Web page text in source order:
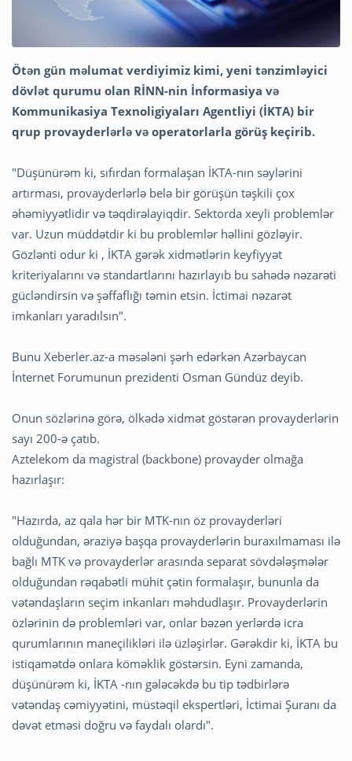
Ötən gün məlumat verdiyimiz kimi, yeni tənzimləyici
dövlət qurumu olan RİNN-nin İnformasiya və
Kommunikasiya Texnoligiyaları Agentliyi (İKTA) bir
qrup provayderlərlə və operatorlarla görüş keçirib.
"Düşünürəm ki, sıfırdan formalaşan İKTA-nın səylərini
artırması, provayderlərlə belə bir görüşün təşkili çox
əhəmiyyətlidir və təqdirəlayiqdir. Sektorda xeyli problemlər
var. Uzun müddətdir ki bu problemlər həllini gözləyir.
Gözlənti odur ki , İKTA gərək xidmətlərin keyfiyyət
kriteriyalarını və standartlarını hazırlayıb bu sahədə nəzarəti
gücləndirsin və şəffaflığı təmin etsin. İctimai nəzarət
imkanları yaradılsın".
Bunu Xeberler.az-a məsələni şərh edərkən Azərbaycan
İnternet Forumunun prezidenti Osman Gündüz deyib.
Onun sözlərinə görə, ölkədə xidmət göstərən provayderlərin
sayı 200-ə çatıb.
Aztelekom da magistral (backbone) provayder olmağa
hazırlaşır:
"Hazırda, az qala hər bir MTK-nın öz provayderləri
olduğundan, əraziyə başqa provayderlərin buraxılmaması ilə
bağlı MTK və provayderlər arasında separat sövdələşmələr
olduğundan rəqabətli mühit çətin formalaşır, bununla da
vətəndaşların seçim inkanları məhdudlaşır. Provayderlərin
özlərinin də problemləri var, onlar bəzən yerlərdə icra
qurumlarının maneçilikləri ilə üzləşirlər. Gərəkdir ki, İKTA bu
istiqamətdə onlara köməklik göstərsin. Eyni zamanda,
düşünürəm ki, İKTA -nın gələcəkdə bu tip tədbirlərə
vətəndaş cəmiyyətini, müstəqil ekspertləri, İctimai Şuranı da
dəvət etməsi doğru və faydalı olardı".